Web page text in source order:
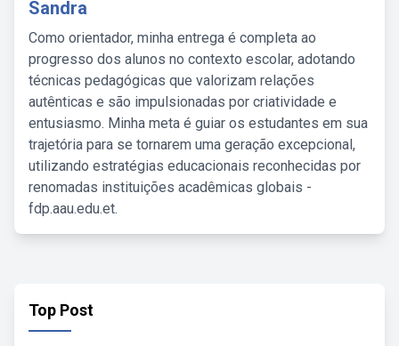
Sandra
Como orientador, minha entrega é completa ao
progresso dos alunos no contexto escolar, adotando
técnicas pedagógicas que valorizam relações
autênticas e são impulsionadas por criatividade e
entusiasmo. Minha meta é guiar os estudantes em sua
trajetória para se tornarem uma geração excepcional,
utilizando estratégias educacionais reconhecidas por
renomadas instituições acadêmicas globais -
fdp.aau.edu.et.
Top Post